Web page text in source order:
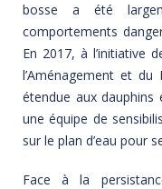
bosse a été
comportements
En 2017, à l’initiative
l’Aménagement et du
étendue aux
une équipe de
sur le plan d’eau pour
Face à la